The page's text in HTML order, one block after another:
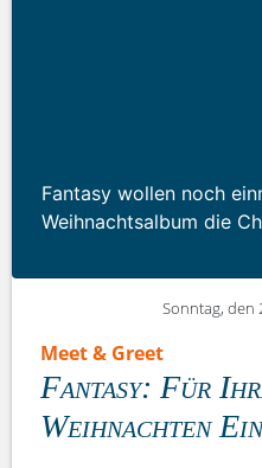
Fantasy wollen noch
Weihnachtsalbum die
Sonntag, den
Meet & Greet
Fantasy: Für
Weihnachten